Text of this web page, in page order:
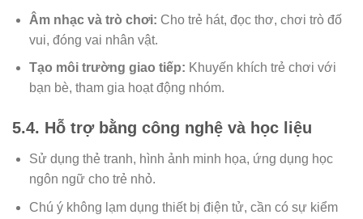
Âm nhạc và trò chơi: Cho trẻ hát, đọc thơ, chơi trò đố
vui, đóng vai nhân vật.
Tạo môi trường giao tiếp: Khuyến khích trẻ chơi với
bạn bè, tham gia hoạt động nhóm.
5.4. Hỗ trợ bằng công nghệ và học liệu
Sử dụng thẻ tranh, hình ảnh minh họa, ứng dụng học
ngôn ngữ cho trẻ nhỏ.
Chú ý không lạm dụng thiết bị điện tử, cần có sự kiểm